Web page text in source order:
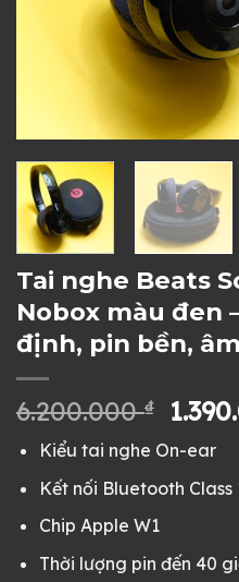
Tai nghe Beats
Nobox màu đen
định, pin bền,
6.200.000₫
Giá
là:
Kiểu tai nghe On-ear
Kết nối Bluetooth Class
Chip Apple W1
Thời lượng pin đến 40